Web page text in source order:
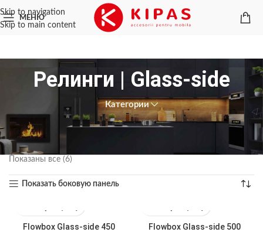
Skip to navigation
Skip to main content
МЕНЮ
Релинги | Glass-side
Категории
Главная Системы выдвижения / Ящики FlowBox
/
Релинги | Glass-side
Показаны все (6)
Показать боковую панель
Flowbox Glass-side 450 Flowbox Glass-side 500